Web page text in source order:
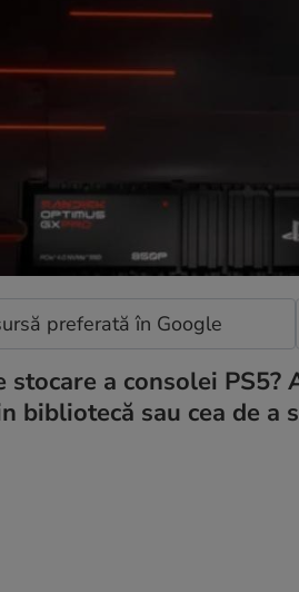
preferată în Google
a consolei
bibliotecă sau cea de a